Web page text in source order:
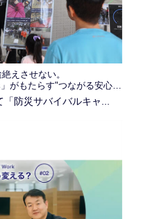
えさせない。
たらす"つながる安心感"を発信
防災サバイバルキャ...